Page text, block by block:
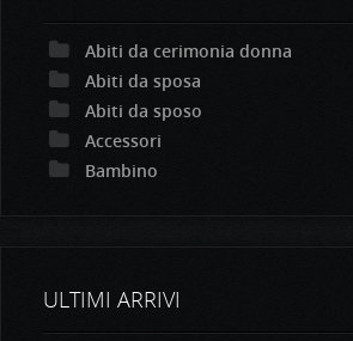
Abiti da cerimonia donna
Abiti da sposa
Abiti da sposo
Accessori
Bambino
ULTIMI ARRIVI